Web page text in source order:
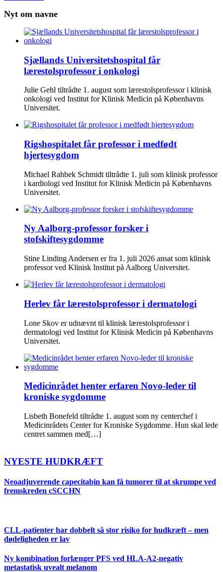
Nyt om navne
Sjællands Universitetshospital får
lærestolsprofessor i onkologi
Julie Gehl tiltrådte 1. august som lærestolsprofessor i klinisk
onkologi ved Institut for Klinisk Medicin på Københavns
Universitet.
Rigshospitalet får professor i medfødt
hjertesygdom
Michael Rahbek Schmidt tiltrådte 1. juli som klinisk professor
i kardiologi ved Institut for Klinisk Medicin på Københavns
Universitet.
Ny Aalborg-professor forsker i
stofskiftesygdomme
Stine Linding Andersen er fra 1. juli 2026 ansat som klinisk
professor ved Klinisk Institut på Aalborg Universitet.
Herlev får lærestolsprofessor i dermatologi
Lone Skov er udnævnt til klinisk lærestolsprofessor i
dermatologi ved Institut for Klinisk Medicin på Københavns
Universitet.
Medicinrådet henter erfaren Novo-leder til
kroniske sygdomme
Lisbeth Bonefeld tiltrådte 1. august som ny centerchef i
Medicinrådets Center for Kroniske Sygdomme. Hun skal lede
centret sammen med[…]
NYESTE HUDKRÆFT
Neoadjuverende capecitabin kan få tumorer til at skrumpe ved
fremskreden cSCCHN
CLL-patienter har dobbelt så stor risiko for hudkræft – men
dødeligheden er lav
Ny kombination forlænger PFS ved HLA-A2-negativ
metastatisk uvealt melanom